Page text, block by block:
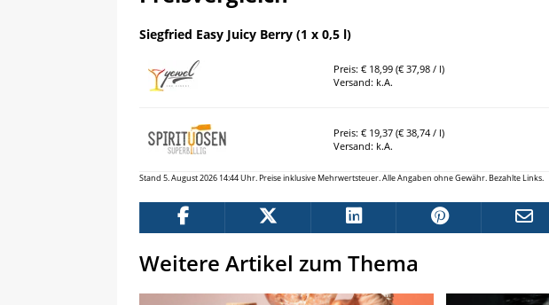
Siegfried Easy Juicy Berry (1 x 0,5 l)
Preis: € 18,99 (€ 37,98 / l)
Versand: k.A.
Preis: € 19,37 (€ 38,74 / l)
Versand: k.A.
Stand 5. August 2026 14:44 Uhr. Preise inklusive Mehrwertsteuer. Alle Angaben ohne Gewähr. Bezahlte Links.
Weitere Artikel zum Thema